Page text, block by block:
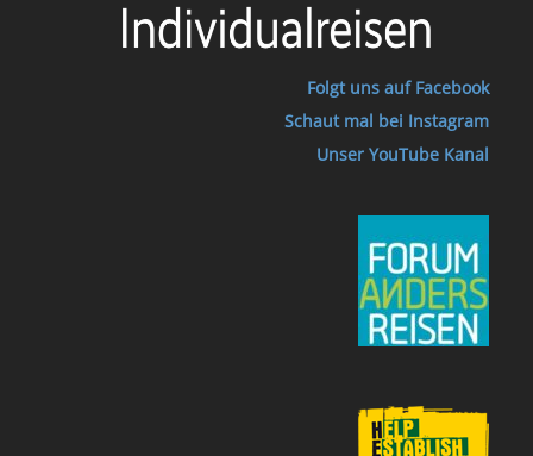
Folgt uns auf Facebook
Schaut mal bei Instagram
Unser YouTube Kanal